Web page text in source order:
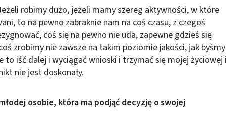
robimy dużo, jeżeli mamy szereg aktywności, w które
to na pewno zabraknie nam na coś czasu, z czegoś
coś się na pewno nie uda, zapewne gdzieś się
zrobimy nie zawsze na takim poziomie jakości, jak byśmy
to iść dalej i wyciągać wnioski i trzymać się mojej życiowej i
nie jest doskonały.
osobie, która ma podjąć decyzję o swojej